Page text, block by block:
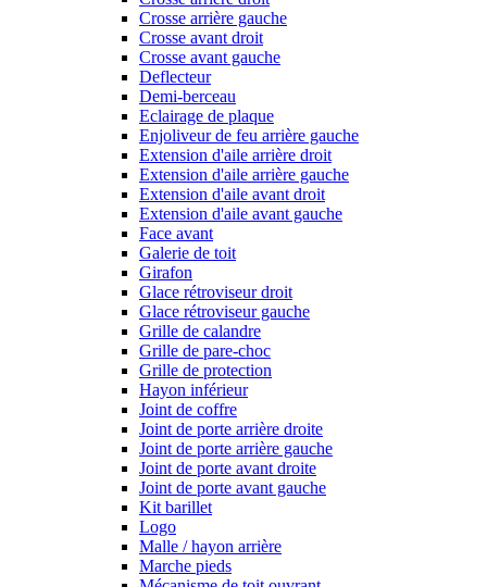
Crosse arrière gauche
Crosse avant droit
Crosse avant gauche
Deflecteur
Demi-berceau
Eclairage de plaque
Enjoliveur de feu arrière gauche
Extension d'aile arrière droit
Extension d'aile arrière gauche
Extension d'aile avant droit
Extension d'aile avant gauche
Face avant
Galerie de toit
Girafon
Glace rétroviseur droit
Glace rétroviseur gauche
Grille de calandre
Grille de pare-choc
Grille de protection
Hayon inférieur
Joint de coffre
Joint de porte arrière droite
Joint de porte arrière gauche
Joint de porte avant droite
Joint de porte avant gauche
Kit barillet
Logo
Malle / hayon arrière
Marche pieds